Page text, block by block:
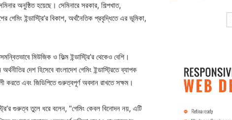
অনুষ্ঠিত হয়েছে। সেমিনারে সরকার, শিল্পখাত,
গেমিং ইন্ডাস্ট্রি’র বিকাশ, অর্থনৈতিক প্রবৃদ্ধিতে এর ভূমিকা,
মিউজিক ও ফিল্ম ইন্ডাস্ট্রি’র থেকেও বেশি।
দেশ হিসেবে বাংলাদেশ গেমিং ইন্ডাস্ট্রিতে ব্যাপক
করতে এবং জিডিপিতে গুরুত্বপূর্ণ অবদান রাখতে সক্ষম।
গুরুত্ব তুলে ধরে বলেন, “গেমিং কেবল বিনোদন নয়, এটি